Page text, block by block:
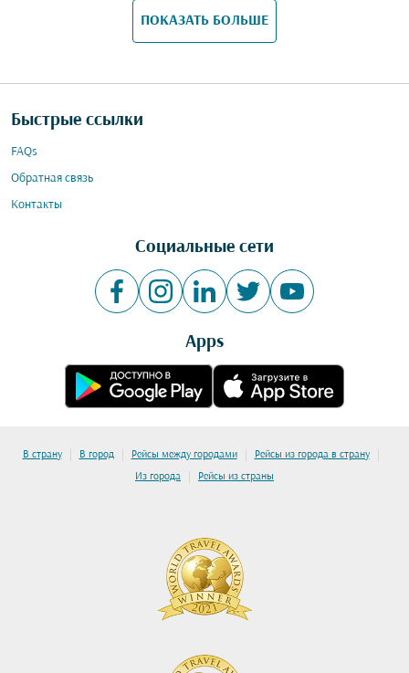
ПОКАЗАТЬ БОЛЬШЕ
Быстрые ссылки
FAQs
Обратная связь
Контакты
Социальные сети
Apps
В страну | В город | Рейсы между городами | Рейсы из города в страну |
Из города | Рейсы из страны